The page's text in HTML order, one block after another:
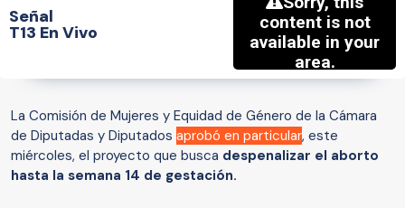
Señal
T13 En Vivo
La Comisión de Mujeres y Equidad de Género de la Cámara
de Diputadas y Diputados aprobó en particular, este
miércoles, el proyecto que busca despenalizar el aborto
hasta la semana 14 de gestación.